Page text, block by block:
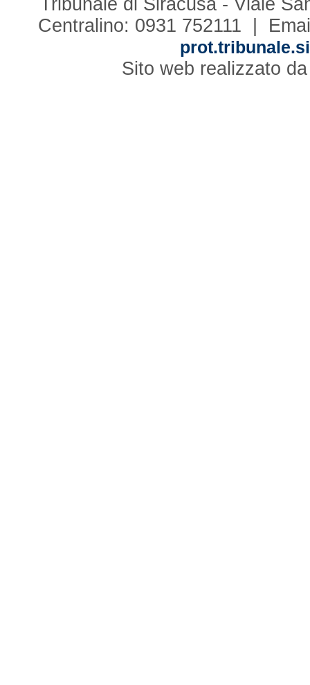
Tribunale di Siracusa - Viale
Centralino: 0931 752111 |
Sito web realizzato